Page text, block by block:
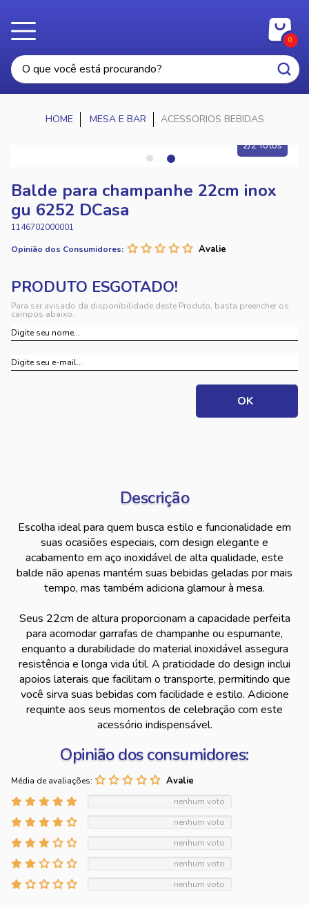
0
MESA E BAR
ACESSORIOS BEBIDAS
2/2 fotos
Balde para champanhe 22cm inox
gu 6252 DCasa
1146702000001
Opinião dos Consumidores:
Para ser avisado da disponibilidade deste Produto, basta preencher os
campos abaixo.
Descrição
Escolha ideal para quem busca estilo e funcionalidade em
suas ocasiões especiais, com design elegante e
acabamento em aço inoxidável de alta qualidade, este
balde não apenas mantém suas bebidas geladas por mais
tempo, mas também adiciona glamour à mesa.
Seus 22cm de altura proporcionam a capacidade perfeita
para acomodar garrafas de champanhe ou espumante,
enquanto a durabilidade do material inoxidável assegura
resistência e longa vida útil. A praticidade do design inclui
apoios laterais que facilitam o transporte, permitindo que
você sirva suas bebidas com facilidade e estilo. Adicione
requinte aos seus momentos de celebração com este
acessório indispensável.
Opinião dos consumidores:
Média de avaliações:
nenhum voto
nenhum voto
nenhum voto
nenhum voto
nenhum voto